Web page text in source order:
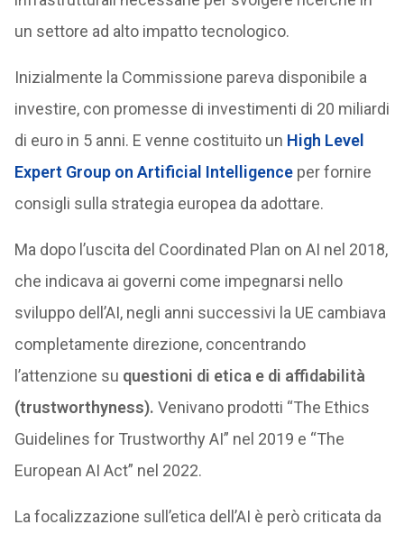
un settore ad alto impatto tecnologico.
Inizialmente la Commissione pareva disponibile a
investire, con promesse di investimenti di 20 miliardi
di euro in 5 anni. E venne costituito un High Level
Expert Group on Artificial Intelligenceper fornire
consigli sulla strategia europea da adottare.
Ma dopo l’uscita del Coordinated Plan on AI nel 2018,
che indicava ai governi come impegnarsi nello
sviluppo dell’AI, negli anni successivi la UE cambiava
completamente direzione, concentrando
l’attenzione su questioni di etica e di affidabilità
(trustworthyness). Venivano prodotti “The Ethics
Guidelines for Trustworthy AI” nel 2019 e “The
European AI Act” nel 2022.
La focalizzazione sull’etica dell’AI è però criticata da